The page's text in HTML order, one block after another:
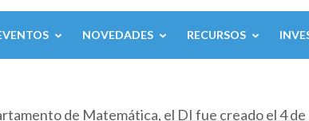
NOVEDADES RECURSOS
de Matemática, el DI fue creado el 4 de